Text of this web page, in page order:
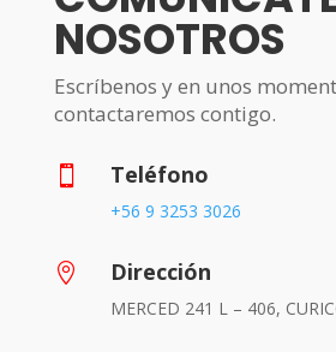
NOSOTROS
Escríbenos y en unos
contactaremos contigo.
 Teléfono
+56 9 3253 3026
 Dirección
MERCED 241 L – 406,